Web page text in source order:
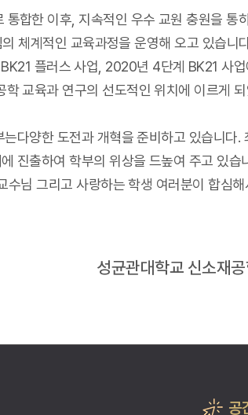
합한 이후, 지속적인 우수 교원 충원을 통
체계적인 교육과정을 운영해 오고 있습니
플러스 사업, 2020년 4단계 BK21 사
교육과 연구의 선도적인 위치에 이르게
다양한 도전과 개혁을 준비하고 있습니다.
진출하여 학부의 위상을 드높여 주고 있습
님 그리고 사랑하는 학생 여러분이 합심
성균관대학교 신소재
공